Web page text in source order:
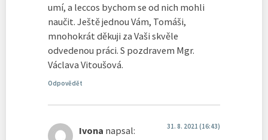
umí, a leccos bychom se od nich mohli
naučit. Ještě jednou Vám, Tomáši,
mnohokrát děkuji za Vaši skvěle
odvedenou práci. S pozdravem Mgr.
Václava Vitoušová.
Odpovědět
Ivona napsal: 31. 8. 2021 (16:43)